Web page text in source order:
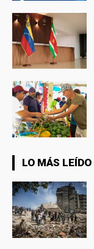
LO MÁS LEÍDO